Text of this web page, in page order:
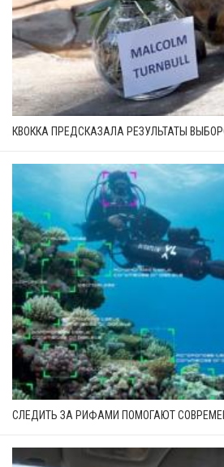
КВОККА ПРЕДСКАЗАЛА РЕЗУЛЬТАТЫ
СЛЕДИТЬ ЗА РИФАМИ ПОМОГАЮТ